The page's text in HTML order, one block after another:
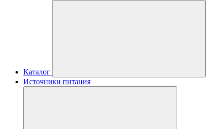
Каталог
Источники питания